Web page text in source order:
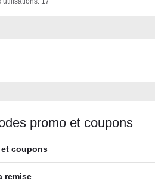
promo et coupons
coupons
remise